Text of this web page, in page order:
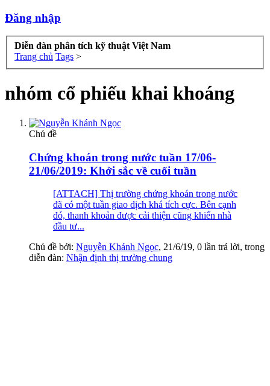
Đăng nhập
Diễn đàn phân tích kỹ thuật Việt Nam
Trang chủ Tags >
nhóm cổ phiếu khai khoáng
Chủ đề
Chứng khoán trong nước tuần 17/06-
21/06/2019: Khởi sắc về cuối tuần
[ATTACH] Thị trường chứng khoán trong nước
đã có một tuần giao dịch khá tích cực. Bên cạnh
đó, thanh khoản được cải thiện cũng khiến nhà
đầu tư...
Chủ đề bởi: Nguyễn Khánh Ngọc, 21/6/19, 0 lần trả lời, trong
diễn đàn: Nhận định thị trường chung